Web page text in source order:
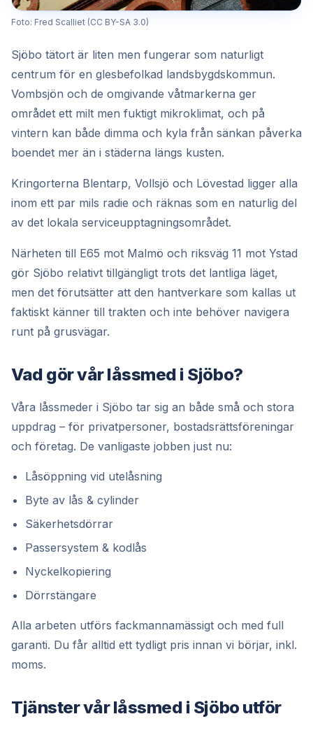
Foto: Fred Scalliet (CC BY-SA 3.0)
Sjöbo tätort är liten men fungerar som naturligt
centrum för en glesbefolkad landsbygdskommun.
Vombsjön och de omgivande våtmarkerna ger
området ett milt men fuktigt mikroklimat, och på
vintern kan både dimma och kyla från sänkan påverka
boendet mer än i städerna längs kusten.
Kringorterna Blentarp, Vollsjö och Lövestad ligger alla
inom ett par mils radie och räknas som en naturlig del
av det lokala serviceupptagningsområdet.
Närheten till E65 mot Malmö och riksväg 11 mot Ystad
gör Sjöbo relativt tillgängligt trots det lantliga läget,
men det förutsätter att den hantverkare som kallas ut
faktiskt känner till trakten och inte behöver navigera
runt på grusvägar.
Vad gör vår låssmed i Sjöbo?
Våra låssmeder i Sjöbo tar sig an både små och stora
uppdrag – för privatpersoner, bostadsrättsföreningar
och företag. De vanligaste jobben just nu:
Låsöppning vid utelåsning
Byte av lås & cylinder
Säkerhetsdörrar
Passersystem & kodlås
Nyckelkopiering
Dörrstängare
Alla arbeten utförs fackmannamässigt och med full
garanti. Du får alltid ett tydligt pris innan vi börjar, inkl.
moms.
Tjänster vår låssmed i Sjöbo utför